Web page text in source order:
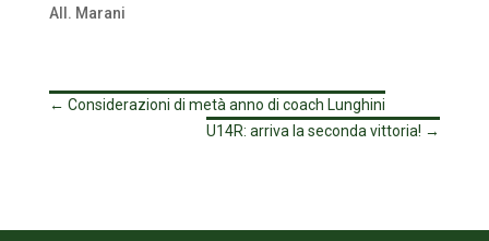
All. Marani
← Considerazioni di metà anno di coach Lunghini
U14R: arriva la seconda vittoria! →